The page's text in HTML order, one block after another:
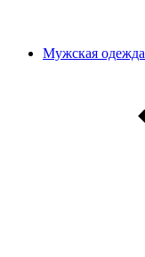
Мужская одежда